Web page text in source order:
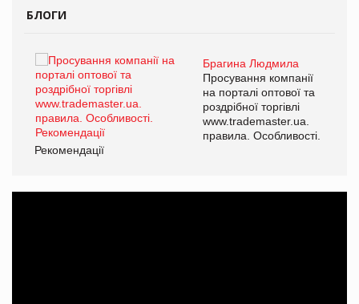
БЛОГИ
Брагина Людмила
Просування компанії
на порталі оптової та
роздрібної торгівлі
www.trademaster.ua.
правила. Особливості.
Рекомендації